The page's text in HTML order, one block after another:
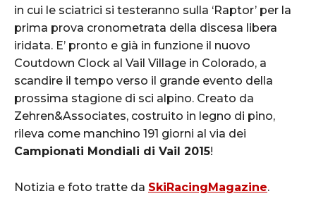
in cui le sciatrici si testeranno sulla ‘Raptor’ per la
prima prova cronometrata della discesa libera
iridata. E’ pronto e già in funzione il nuovo
Coutdown Clock al Vail Village in Colorado, a
scandire il tempo verso il grande evento della
prossima stagione di sci alpino. Creato da
Zehren&Associates, costruito in legno di pino,
rileva come manchino 191 giorni al via dei
Campionati Mondiali di Vail 2015!
Notizia e foto tratte da SkiRacingMagazine.